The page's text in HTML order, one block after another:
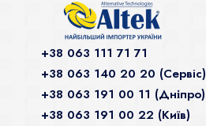
+38 063 111 71 71
+38 063 140 20 20 (Сервiс)
+38 063 191 00 11 (Дніпро)
+38 063 191 00 22 (Київ)